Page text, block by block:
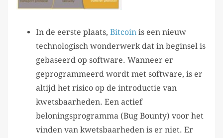
In de eerste plaats, Bitcoin is een nieuw
technologisch wonderwerk dat in beginsel is
gebaseerd op software. Wanneer er
geprogrammeerd wordt met software, is er
altijd het risico op de introductie van
kwetsbaarheden. Een actief
beloningsprogramma (Bug Bounty) voor het
vinden van kwetsbaarheden is er niet. Er